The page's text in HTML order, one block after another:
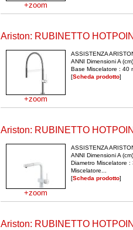
+zoom
Ariston: RUBINETTO
+zoom
ASSISTENZA
ANNI Dimensioni A
Base Miscelatore : 40
[Scheda prodotto]
Ariston: RUBINETTO
+zoom
ASSISTENZA
ANNI Dimensioni A
Diametro Miscelatore
Miscelatore...
[Scheda prodotto]
Ariston: RUBINETTO